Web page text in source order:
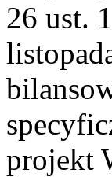
26 ust.
projekt